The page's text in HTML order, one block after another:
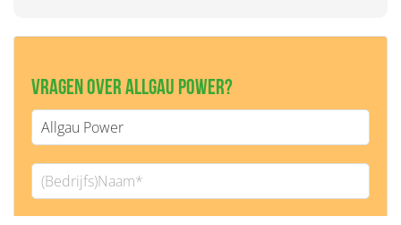
Vragen over Allgau Power?